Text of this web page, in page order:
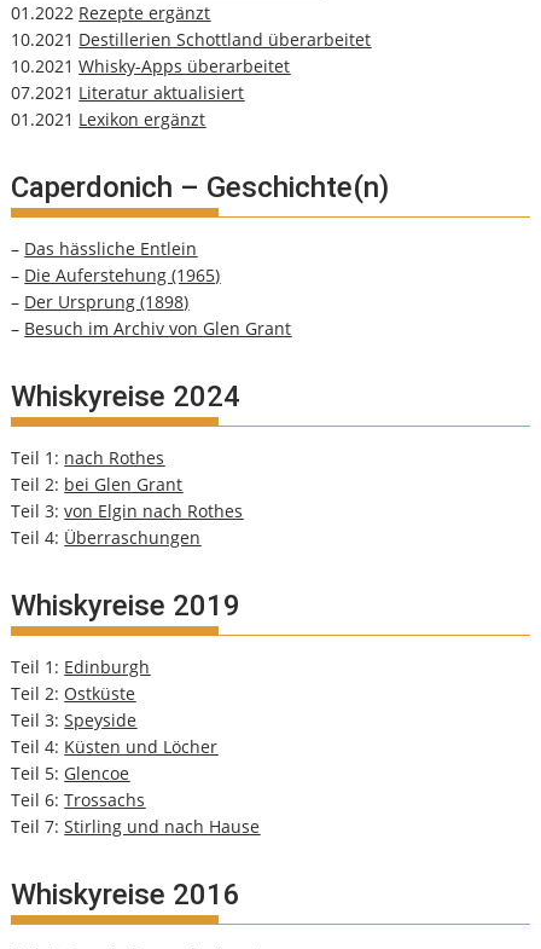
01.2022 Rezepte ergänzt
10.2021 Destillerien Schottland überarbeitet
10.2021Whisky-Apps überarbeitet
07.2021 Literatur aktualisiert
01.2021 Lexikon ergänzt
Caperdonich – Geschichte(n)
– Das hässliche Entlein
– Die Auferstehung (1965)
– Der Ursprung (1898)
– Besuch im Archiv von Glen Grant
Whiskyreise 2024
Teil 1: nach Rothes
Teil 2: bei Glen Grant
Teil 3:von Elgin nach Rothes
Teil 4: Überraschungen
Whiskyreise 2019
Teil 1: Edinburgh
Teil 2: Ostküste
Teil 3:Speyside
Teil 4: Küsten und Löcher
Teil 5: Glencoe
Teil 6:Trossachs
Teil 7:Stirling und nach Hause
Whiskyreise 2016